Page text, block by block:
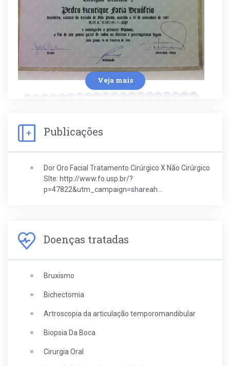
Veja mais
Publicações
Dor Oro Facial Tratamento Cirúrgico X Não Cirúrgico
SIte: http://www.fo.usp.br/?
p=47822&utm_campaign=shareah...
Doenças tratadas
Bruxismo
Bichectomia
Artroscopia da articulação temporomandibular
Biopsia Da Boca
Cirurgia Oral